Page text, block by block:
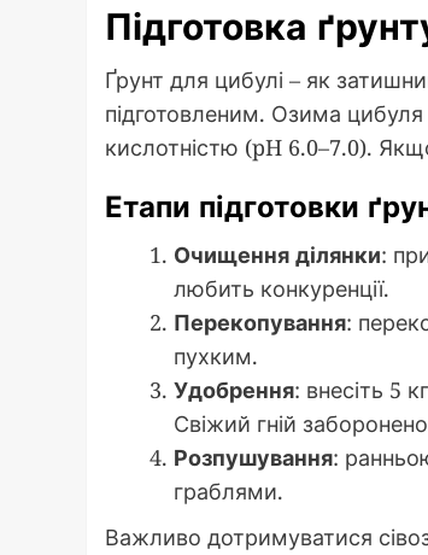
Підготовка
Ґрунт для цибулі – як
підготовленим. Озима
кислотністю (pH 6.0–7.0).
Етапи підготовки
Очищення ділянки:
любить конкуренції.
Перекопування:
пухким.
Удобрення: внесіть 5
Свіжий гній заборонено
Розпушування:
граблями.
Важливо дотримуватися